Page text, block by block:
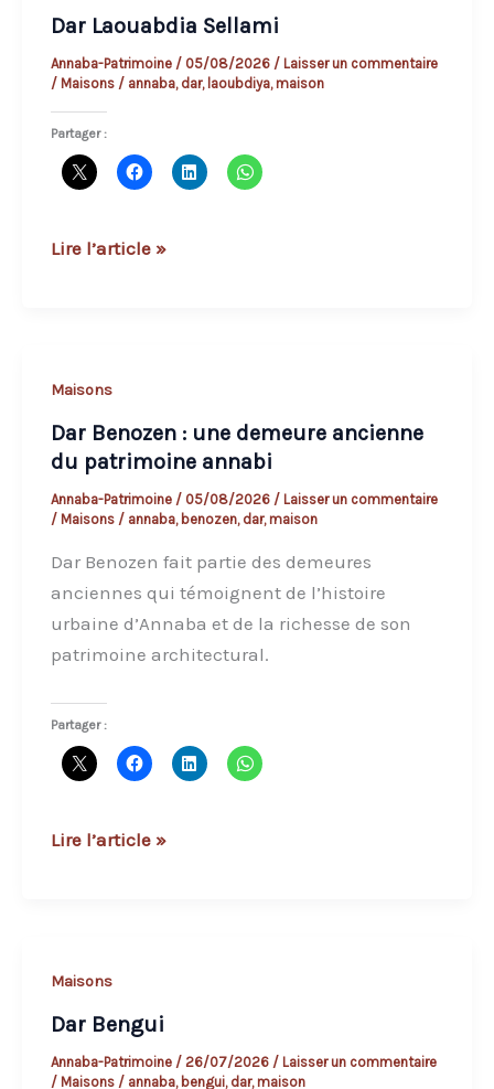
de
la
médina
d’Annaba
Dar Laouabdia Sellami
Annaba-Patrimoine / 05/08/2026 / Laisser un commentaire
/ Maisons/ annaba, dar, laoubdiya,maison
Partager :
Dar
Lire l’article »
Maisons
Dar Benozen : une demeure ancienne
du patrimoine annabi
Annaba-Patrimoine / 05/08/2026 / Laisser un commentaire
/ Maisons/ annaba, benozen, dar, maison
Dar Benozen fait partie des demeures
anciennes qui témoignent de l’histoire
urbaine d’Annaba et de la richesse de son
patrimoine architectural.
Partager :
Dar
ancienne
du
patrimoine
Lire l’article »
Maisons
Dar Bengui
Annaba-Patrimoine / 26/07/2026 / Laisser un commentaire
/ Maisons/ annaba, bengui, dar, maison